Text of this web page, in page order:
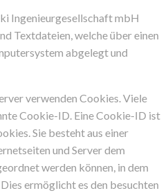
Ingenieurgesellschaft mbH
Textdateien, welche über einen
abgelegt und
verwenden Cookies. Viele
Cookie-ID. Eine Cookie-ID ist
Sie besteht aus einer
und Server dem
werden können, in dem
ermöglicht es den besuchten